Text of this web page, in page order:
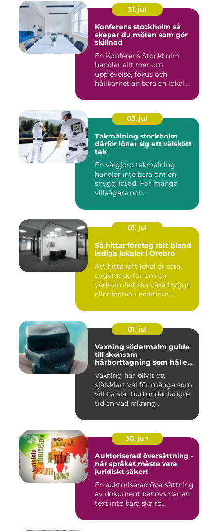
31. jul
Konferens stockholm så
skapar du möten som gör
skillnad
En Konferens Stockholm
handlar allt mer om
upplevelse, fokus och
hållbarhet än bara en lokal
03. jul
Takmålning stockholm
därför lönar sig ett välskött
tak
En välgjord takmålning
handlar inte bara om en
snygg fasad. För många
villaägare och
01. jul
Så hittar företag rätt bland
lediga lokaler i Örebro
Att hitta rätt lokal är ofta
avgörande för om en
verksamhet ska växa tryggt
eller fastna i praktiska...
01. jul
Vaxning södermalm guide
till skonsam
hårborttagning som håller
Vaxning har blivit ett
självklart val för många som
vill ha slät hud under längre
tid än vad rakning...
30. jun
Auktoriserad översättning -
när språket måste vara
juridiskt säkert
En auktoriserad översättning
av dokument behövs när en
text inte bara ska fö...